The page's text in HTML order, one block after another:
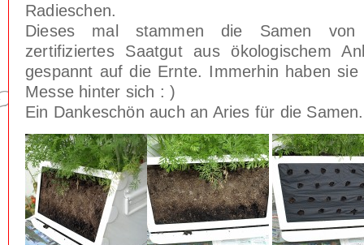
Radieschen.
Dieses mal stammen die Samen
zertifiziertes Saatgut aus ökologischem
gespannt auf die Ernte. Immerhin haben
Messe hinter sich : )
Ein Dankeschön auch an Aries für die Samen.